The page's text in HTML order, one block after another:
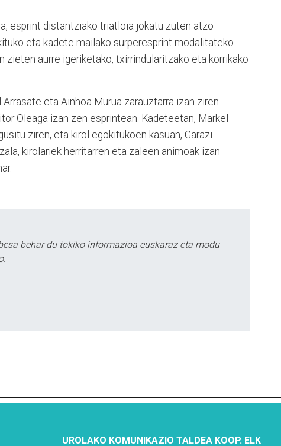
esprint distantziako triatloia jokatu zuten atzo
eta kadete mailako surperesprint modalitateko
zieten aurre igeriketako, txirrindularitzako eta korrikako
eta Ainhoa Murua zarauztarra izan ziren
Oleaga izan zen esprintean. Kadeteetan, Markel
ziren, eta kirol egokitukoen kasuan, Garazi
kirolariek herritarren eta zaleen animoak izan
behar du tokiko informazioa euskaraz eta modu
UROLAKO KOMUNIKAZIO TALDEA KOOP. ELK